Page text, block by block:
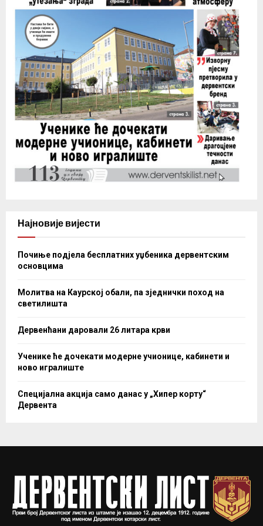
Најновије вијести
Почиње подјела бесплатних уџбеника дервентским
основцима
Молитва на Каурској обали, па зједнички поход на
светилишта
Дервенћани даровали 26 литара крви
Ученике ће дочекати модерне учионице, кабинети и
ново игралиште
Специјална акција само данас у „Хипер корту“
Дервента